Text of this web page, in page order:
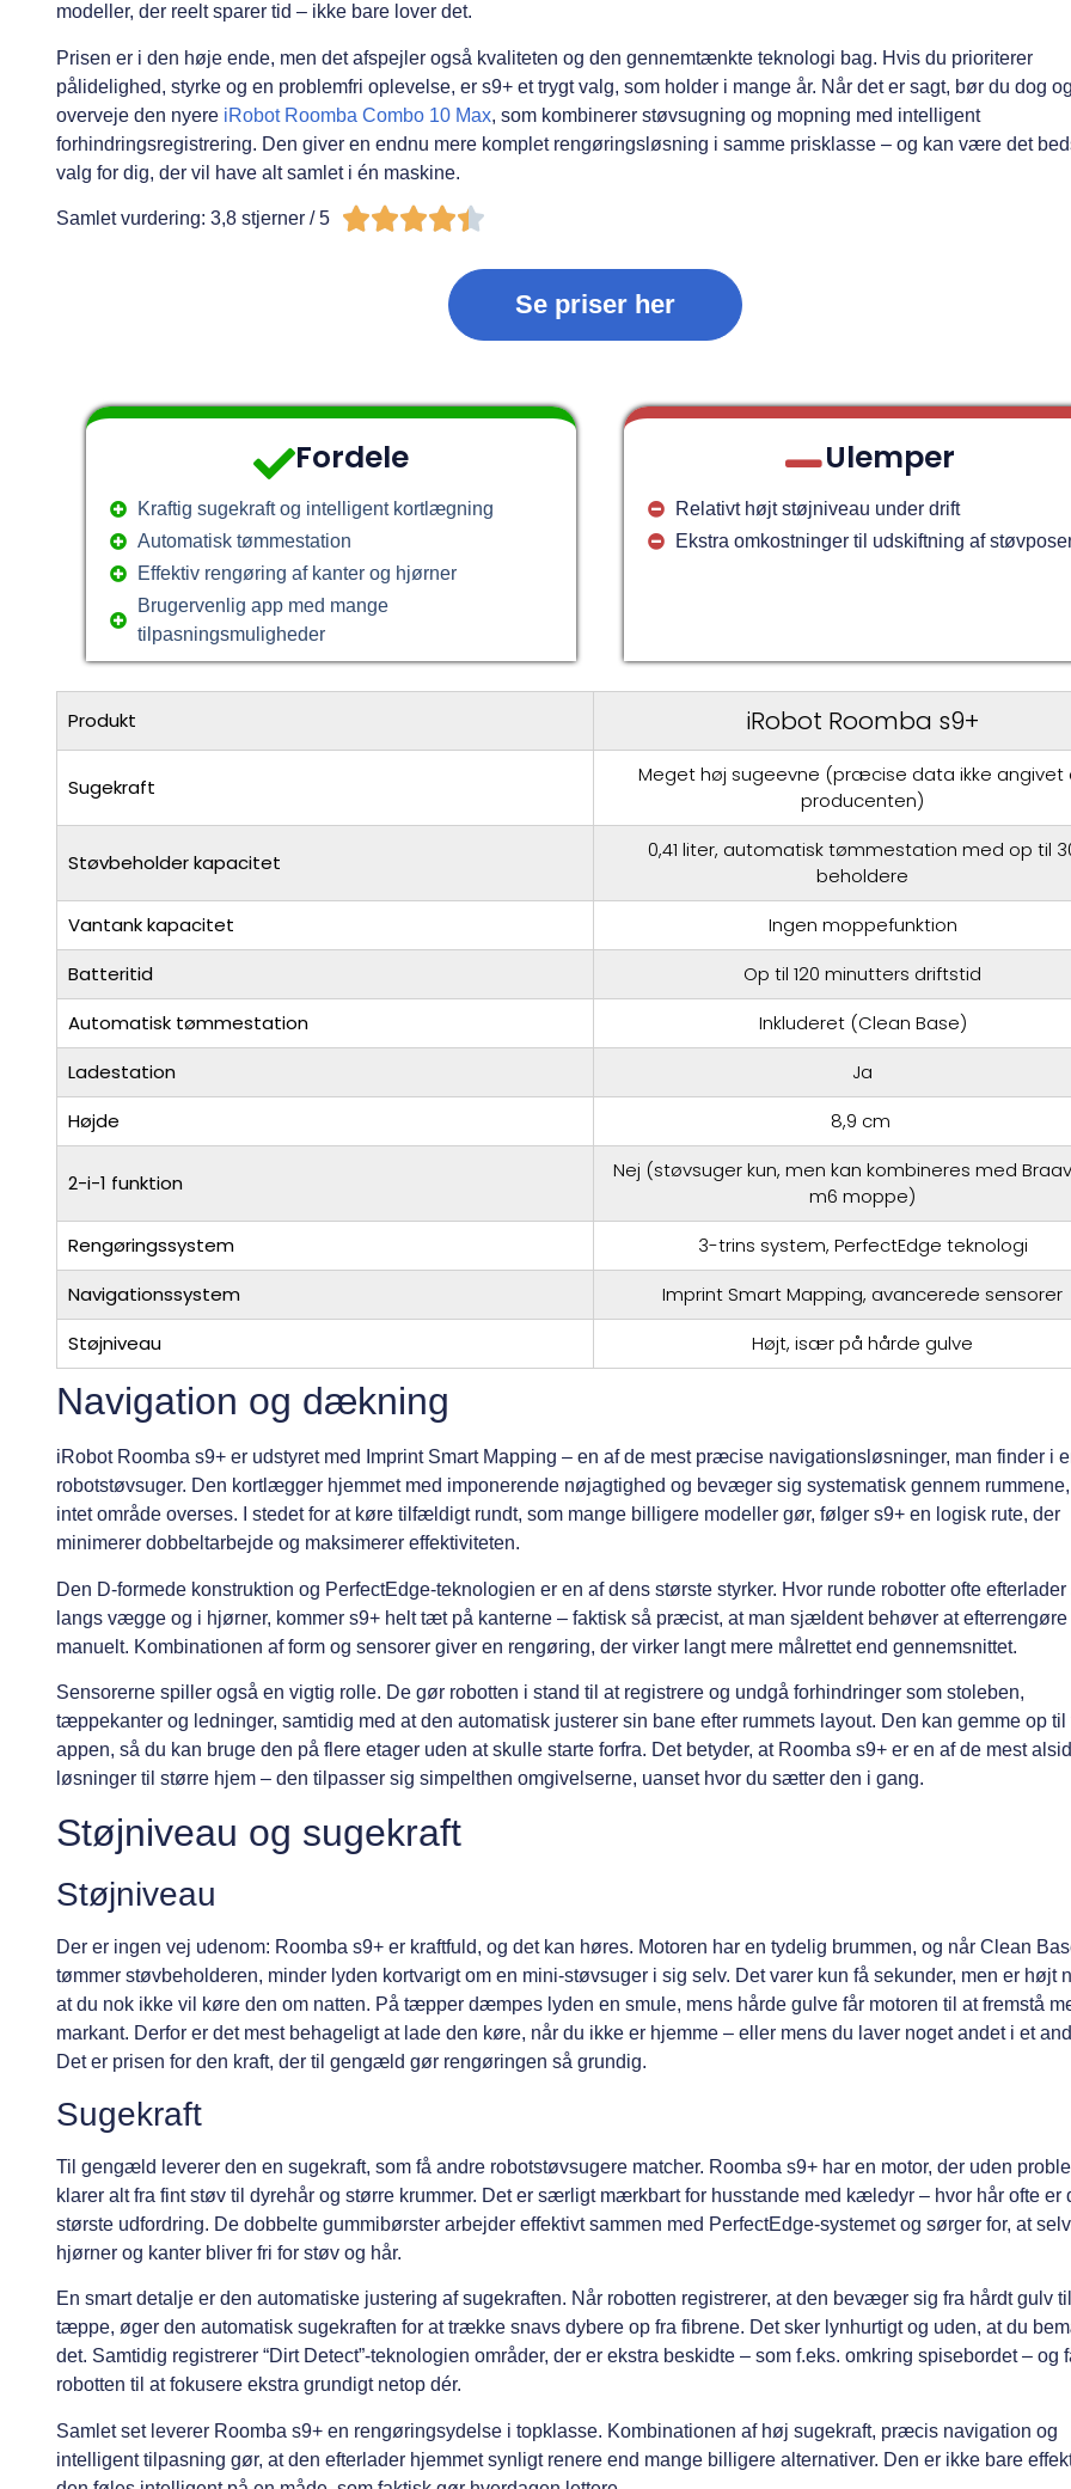
modeller, der reelt sparer tid – ikke bare lover det.
Prisen er i den høje ende, men det afspejler også kvaliteten og den gennemtænkte teknologi bag. Hvis du prioriterer
pålidelighed, styrke og en problemfri oplevelse, er s9+ et trygt valg, som holder i mange år. Når det er sagt, bør du dog
overveje den nyere iRobot Roomba Combo 10 Max, som kombinerer støvsugning og mopning med intelligent
forhindringsregistrering. Den giver en endnu mere komplet rengøringsløsning i samme prisklasse – og kan være det
valg for dig, der vil have alt samlet i én maskine.
Samlet vurdering: 3,8 stjerner / 5 
Se priser her
Fordele
Kraftig sugekraft og intelligent kortlægning
Automatisk tømmestation
Effektiv rengøring af kanter og hjørner
Brugervenlig app med mange
tilpasningsmuligheder
Ulemper
Relativt højt støjniveau under drift
Ekstra omkostninger til udskiftning af
Produkt iRobot Roomba s9+
Sugekraft
Meget høj sugeevne (præcise data ikke angivet
producenten)
Støvbeholder kapacitet
0,41 liter, automatisk tømmestation med op til
beholdere
Vantank kapacitet
Ingen moppefunktion
Batteritid
Op til 120 minutters driftstid
Automatisk tømmestation
Inkluderet (Clean Base)
Ladestation
Ja
Højde
8,9 cm
2-i-1 funktion
Nej (støvsuger kun, men kan kombineres med
m6 moppe)
Rengøringssystem
3-trins system, PerfectEdge teknologi
Navigationssystem
Imprint Smart Mapping, avancerede sensorer
Støjniveau
Højt, især på hårde gulve
Navigation og dækning
iRobot Roomba s9+ er udstyret med Imprint Smart Mapping – en af de mest præcise navigationsløsninger, man finder i
robotstøvsuger. Den kortlægger hjemmet med imponerende nøjagtighed og bevæger sig systematisk gennem
intet område overses. I stedet for at køre tilfældigt rundt, som mange billigere modeller gør, følger s9+ en logisk rute, der
minimerer dobbeltarbejde og maksimerer effektiviteten.
Den D-formede konstruktion og PerfectEdge-teknologien er en af dens største styrker. Hvor runde robotter ofte efterlader
langs vægge og i hjørner, kommer s9+ helt tæt på kanterne – faktisk så præcist, at man sjældent behøver at efterrengøre
manuelt. Kombinationen af form og sensorer giver en rengøring, der virker langt mere målrettet end gennemsnittet.
Sensorerne spiller også en vigtig rolle. De gør robotten i stand til at registrere og undgå forhindringer som stoleben,
tæppekanter og ledninger, samtidig med at den automatisk justerer sin bane efter rummets layout. Den kan gemme op til
appen, så du kan bruge den på flere etager uden at skulle starte forfra. Det betyder, at Roomba s9+ er en af de mest
løsninger til større hjem – den tilpasser sig simpelthen omgivelserne, uanset hvor du sætter den i gang.
Støjniveau og sugekraft
Støjniveau
Der er ingen vej udenom: Roomba s9+ er kraftfuld, og det kan høres. Motoren har en tydelig brummen, og når Clean
tømmer støvbeholderen, minder lyden kortvarigt om en mini-støvsuger i sig selv. Det varer kun få sekunder, men er højt
at du nok ikke vil køre den om natten. På tæpper dæmpes lyden en smule, mens hårde gulve får motoren til at fremstå
markant. Derfor er det mest behageligt at lade den køre, når du ikke er hjemme – eller mens du laver noget andet i et
Det er prisen for den kraft, der til gengæld gør rengøringen så grundig.
Sugekraft
Til gengæld leverer den en sugekraft, som få andre robotstøvsugere matcher. Roomba s9+ har en motor, der uden
klarer alt fra fint støv til dyrehår og større krummer. Det er særligt mærkbart for husstande med kæledyr – hvor hår ofte er
største udfordring. De dobbelte gummibørster arbejder effektivt sammen med PerfectEdge-systemet og sørger for, at selv
hjørner og kanter bliver fri for støv og hår.
En smart detalje er den automatiske justering af sugekraften. Når robotten registrerer, at den bevæger sig fra hårdt gulv til
tæppe, øger den automatisk sugekraften for at trække snavs dybere op fra fibrene. Det sker lynhurtigt og uden, at du
det. Samtidig registrerer “Dirt Detect”-teknologien områder, der er ekstra beskidte – som f.eks. omkring spisebordet – og
robotten til at fokusere ekstra grundigt netop dér.
Samlet set leverer Roomba s9+ en rengøringsydelse i topklasse. Kombinationen af høj sugekraft, præcis navigation og
intelligent tilpasning gør, at den efterlader hjemmet synligt renere end mange billigere alternativer. Den er ikke bare